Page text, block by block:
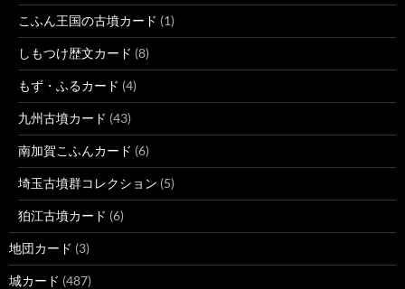
こふん王国の古墳カード (1)
しもつけ歴文カード (8)
もず・ふるカード (4)
九州古墳カード (43)
南加賀こふんカード (6)
埼玉古墳群コレクション (5)
狛江古墳カード (6)
地団カード (3)
城カード (487)